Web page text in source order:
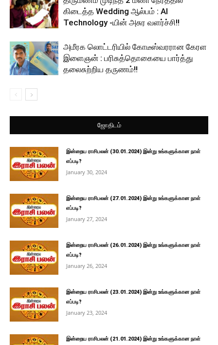
கிடைத்த Wedding ஆல்பம் : AI
Technology -யின் அசுர வளர்ச்சி!!
அமீரக லொட்டரியில் கோடீஸ்வரரான கேரள
இளைஞன் : பரிசுத்தொகையை பார்த்து
தலைசுற்றிய தருணம்!!
ஜோதிடம்
இன்றைய ராசிபலன் (30.01.2024) இன்று உங்களுக்கான நாள்
எப்படி?
January 30, 2024
இன்றைய ராசிபலன் (27.01.2024) இன்று உங்களுக்கான நாள்
எப்படி?
January 27, 2024
இன்றைய ராசிபலன் (26.01.2024) இன்று உங்களுக்கான நாள்
எப்படி?
January 26, 2024
இன்றைய ராசிபலன் (23.01.2024) இன்று உங்களுக்கான நாள்
எப்படி?
January 23, 2024
இன்றைய ராசிபலன் (21.01.2024) இன்று உங்களுக்கான நாள்